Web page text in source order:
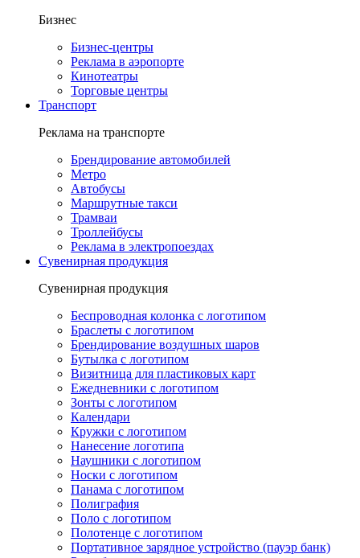
Бизнес
Бизнес-центры
Реклама в аэропорте
Кинотеатры
Торговые центры
Транспорт
Реклама на транспорте
Брендирование автомобилей
Метро
Автобусы
Маршрутные такси
Трамваи
Троллейбусы
Реклама в электропоездах
Сувенирная продукция
Сувенирная продукция
Беспроводная колонка с логотипом
Браслеты с логотипом
Брендирование воздушных шаров
Бутылка с логотипом
Визитница для пластиковых карт
Ежедневники с логотипом
Зонты с логотипом
Календари
Кружки с логотипом
Нанесение логотипа
Наушники с логотипом
Носки с логотипом
Панама с логотипом
Полиграфия
Поло с логотипом
Полотенце с логотипом
Портативное зарядное устройство (пауэр банк)